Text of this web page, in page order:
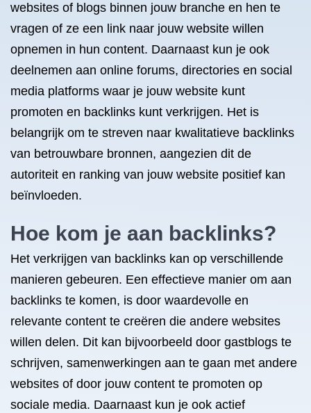
websites of blogs binnen jouw branche en hen te
vragen of ze een link naar jouw website willen
opnemen in hun content. Daarnaast kun je ook
deelnemen aan online forums, directories en social
media platforms waar je jouw website kunt
promoten en backlinks kunt verkrijgen. Het is
belangrijk om te streven naar kwalitatieve backlinks
van betrouwbare bronnen, aangezien dit de
autoriteit en ranking van jouw website positief kan
beïnvloeden.
Hoe kom je aan backlinks?
Het verkrijgen van backlinks kan op verschillende
manieren gebeuren. Een effectieve manier om aan
backlinks te komen, is door waardevolle en
relevante content te creëren die andere websites
willen delen. Dit kan bijvoorbeeld door gastblogs te
schrijven, samenwerkingen aan te gaan met andere
websites of door jouw content te promoten op
sociale media. Daarnaast kun je ook actief